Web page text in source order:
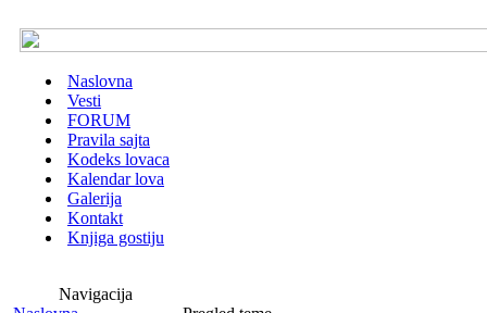
Naslovna
Vesti
FORUM
Pravila sajta
Kodeks lovaca
Kalendar lova
Galerija
Kontakt
Knjiga gostiju
Navigacija